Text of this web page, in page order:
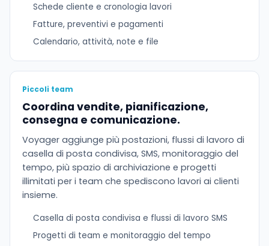
Schede cliente e cronologia lavori
Fatture, preventivi e pagamenti
Calendario, attività, note e file
Piccoli team
Coordina vendite, pianificazione,
consegna e comunicazione.
Voyager aggiunge più postazioni, flussi di lavoro di
casella di posta condivisa, SMS, monitoraggio del
tempo, più spazio di archiviazione e progetti
illimitati per i team che spediscono lavori ai clienti
insieme.
Casella di posta condivisa e flussi di lavoro SMS
Progetti di team e monitoraggio del tempo